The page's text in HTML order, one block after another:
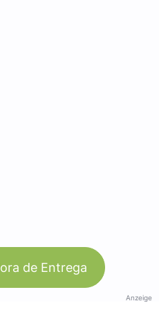
de Entrega
Anzeige